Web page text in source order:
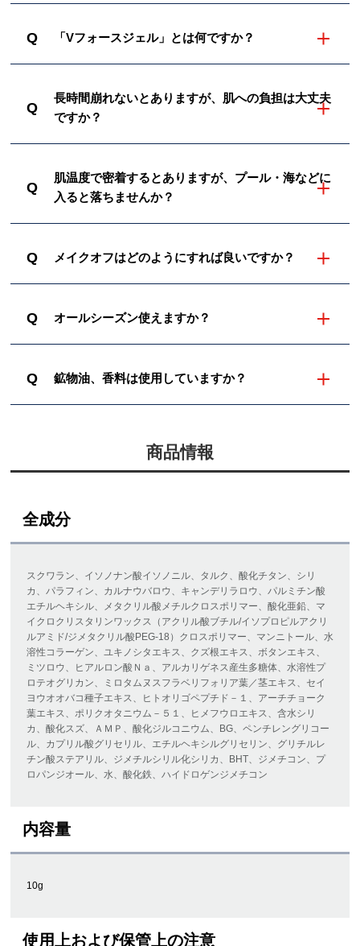
Q 「Vフォースジェル」とは何ですか？
Q
長時間崩れないとありますが、肌への負担は大丈夫
ですか？
Q
肌温度で密着するとありますが、プール・海などに
入ると落ちませんか？
Q メイクオフはどのようにすれば良いですか？
Q オールシーズン使えますか？
Q 鉱物油、香料は使用していますか？
商品情報
全成分
スクワラン、イソノナン酸イソノニル、タルク、酸化チタン、シリ
カ、パラフィン、カルナウバロウ、キャンデリラロウ、パルミチン酸
エチルヘキシル、メタクリル酸メチルクロスポリマー、酸化亜鉛、マ
イクロクリスタリンワックス（アクリル酸ブチル/イソプロピルアクリ
ルアミド/ジメタクリル酸PEG-18）クロスポリマー、マンニトール、水
溶性コラーゲン、ユキノシタエキス、クズ根エキス、ボタンエキス、
ミツロウ、ヒアルロン酸Ｎａ、アルカリゲネス産生多糖体、水溶性プ
ロテオグリカン、ミロタムヌスフラベリフォリア葉／茎エキス、セイ
ヨウオオバコ種子エキス、ヒトオリゴペプチド－１、アーチチョーク
葉エキス、ポリクオタニウム－５１、ヒメフウロエキス、含水シリ
カ、酸化スズ、ＡＭＰ、酸化ジルコニウム、BG、ペンチレングリコー
ル、カプリル酸グリセリル、エチルヘキシルグリセリン、グリチルレ
チン酸ステアリル、ジメチルシリル化シリカ、BHT、ジメチコン、プ
ロパンジオール、水、酸化鉄、ハイドロゲンジメチコン
内容量
10g
使用上および保管上の注意